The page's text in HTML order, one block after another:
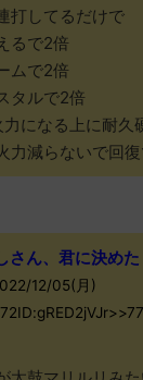
打してるだけで
るで2倍
ムで2倍
タルで2倍
になる上に耐久
力減らないで回
さん、君に決め
12/05(月)